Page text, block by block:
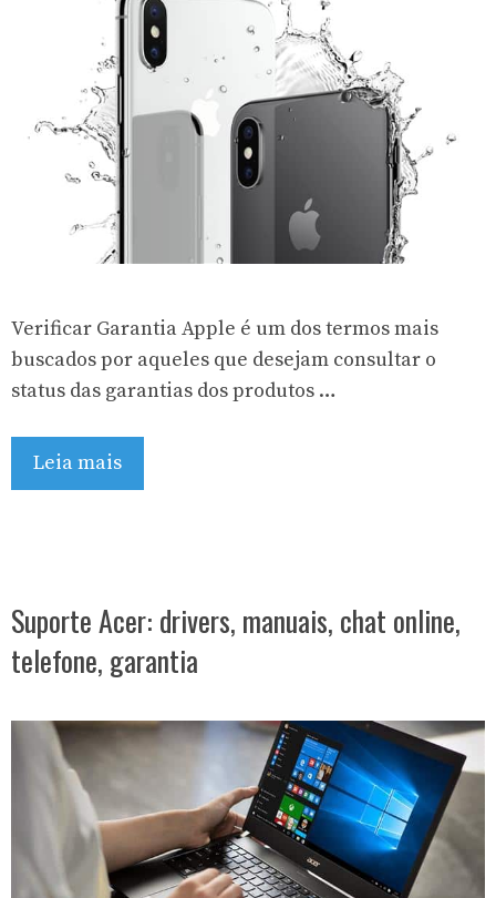
Verificar Garantia Apple é um dos termos mais
buscados por aqueles que desejam consultar o
status das garantias dos produtos …
Leia mais
Suporte Acer: drivers, manuais, chat online,
telefone, garantia